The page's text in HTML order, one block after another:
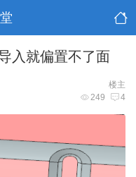
入就偏置不了面
楼主
249 4